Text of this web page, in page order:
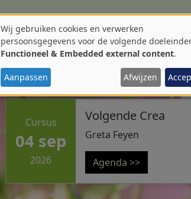
Cursus
04 sep
2026
Volgende Crea
Greta Feyen
Agenda >>
Gebruik
van
persoonsgegevens
cookies
Wij gebruiken cookies en verwerken
persoonsgegevens voor de volgende
Functioneel & Embedded external content.
Aanpassen Afwijzen